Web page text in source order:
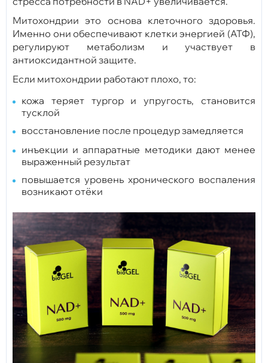
Митохондрии это основа клеточного здоровья.
Именно они обеспечивают клетки энергией (АТФ),
регулируют метаболизм и участвует в
антиоксидантной защите.
Если митохондрии работают плохо, то:
кожа теряет тургор и упругость, становится
тусклой
восстановление после процедур замедляется
инъекции и аппаратные методики дают менее
выраженный результат
повышается уровень хронического воспаления
возникают отёки